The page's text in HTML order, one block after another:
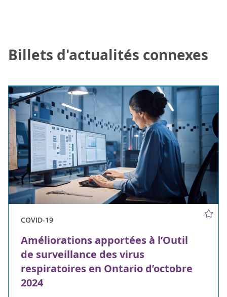
Billets d'actualités connexes
COVID-19
Améliorations apportées à l’Outil
de surveillance des virus
respiratoires en Ontario d’octobre
2024